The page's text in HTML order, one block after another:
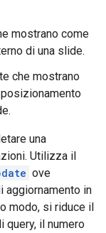
mostrano come
di una slide.
che mostrano
una
Utilizza il
ove
aggiornamento in
modo, si riduce il
query, il numero